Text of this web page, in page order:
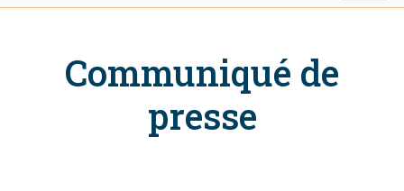
Communiqué de
presse